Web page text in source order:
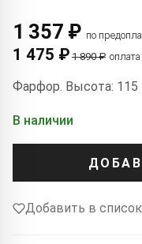
1 357 ₽ по
1 475 ₽ 1 890 ₽
Фарфор. Высота:
В наличии
Добавить в